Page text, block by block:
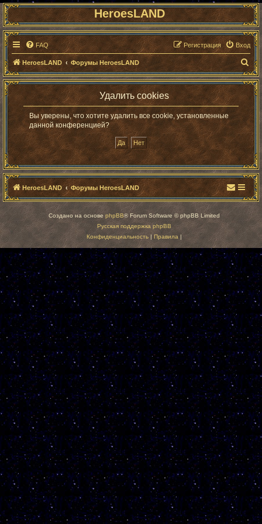
HeroesLAND
FAQ Вход
Регистрация
HeroesLAND Форумы HeroesLAND
П
о
и
к
Удалить cookies
Вы уверены, что хотите удалить все cookie, установленные
данной конференцией?
HeroesLAND Форумы HeroesLAND
Создано на основе phpBB® Forum Software © phpBB Limited
Русская поддержка phpBB
Конфиденциальность| Правила |